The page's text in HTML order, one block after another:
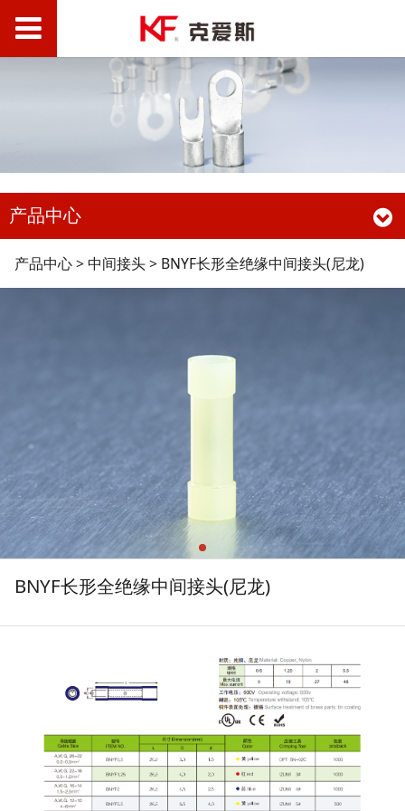
产品中心
BNYF长形全绝缘中间接
产品中心>中间接头> BNYF长形全绝缘中间接头(尼龙)
BNYF长形全绝缘中间接头(尼龙)